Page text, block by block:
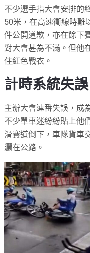
不少選手指大會安排的
50米，在高速衝線時難
件公開道歉，亦在餘下
對大會甚為不滿。但他
住紅色戰衣。
計時系統失誤
主辦大會連番失誤，成
不少單車迷紛紛貼上他
滑賽道倒下，車隊貨車
灑在公路。